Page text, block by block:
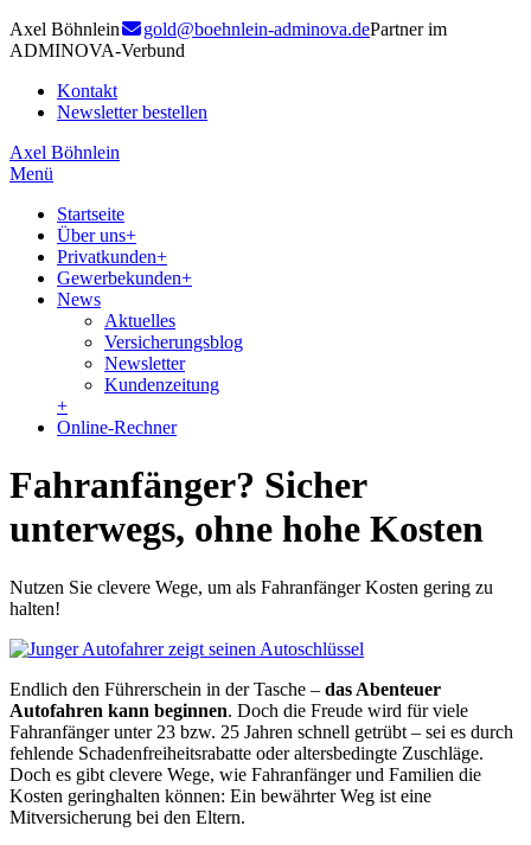
Axel Böhnlein gold@boehnlein-adminova.dePartner im
ADMINOVA-Verbund
Kontakt
Newsletter bestellen
Axel Böhnlein
Menü
Startseite
Über uns+
Privatkunden+
Gewerbekunden+
News
Aktuelles
Versicherungsblog
Newsletter
Kundenzeitung
+
Online-Rechner
Fahranfänger? Sicher
unterwegs, ohne hohe Kosten
Nutzen Sie clevere Wege, um als Fahranfänger Kosten gering zu
halten!
Endlich den Führerschein in der Tasche – das Abenteuer
Autofahren kann beginnen. Doch die Freude wird für viele
Fahranfänger unter 23 bzw. 25 Jahren schnell getrübt – sei es durch
fehlende Schadenfreiheitsrabatte oder altersbedingte Zuschläge.
Doch es gibt clevere Wege, wie Fahranfänger und Familien die
Kosten geringhalten können: Ein bewährter Weg ist eine
Mitversicherung bei den Eltern.